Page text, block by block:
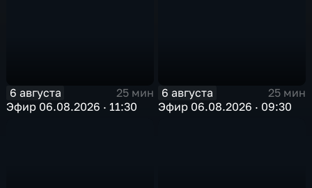
6 августа
25 мин
Эфир 06.08.2026 · 11:30
6 августа
25 мин
Эфир 06.08.2026 · 09:30